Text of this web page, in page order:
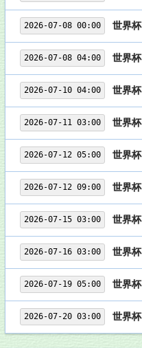
2026-07-08 00:00 世界杯
2026-07-08 04:00 世界杯
2026-07-10 04:00 世界杯
2026-07-11 03:00 世界杯
2026-07-12 05:00 世界杯
2026-07-12 09:00 世界杯
2026-07-15 03:00 世界杯
2026-07-16 03:00 世界杯
2026-07-19 05:00 世界杯
2026-07-20 03:00 世界杯